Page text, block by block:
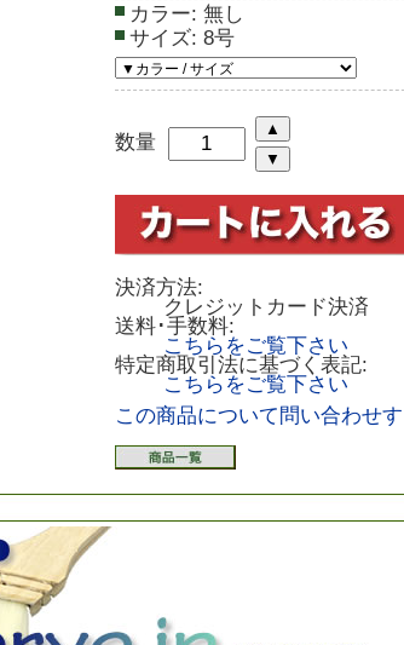
カラー: 無し
サイズ: 8号
数量
決済方法:
クレジットカード決済
送料･手数料:
こちらをご覧下さい
特定商取引法に基づく表記:
こちらをご覧下さい
この商品について問い合わせ